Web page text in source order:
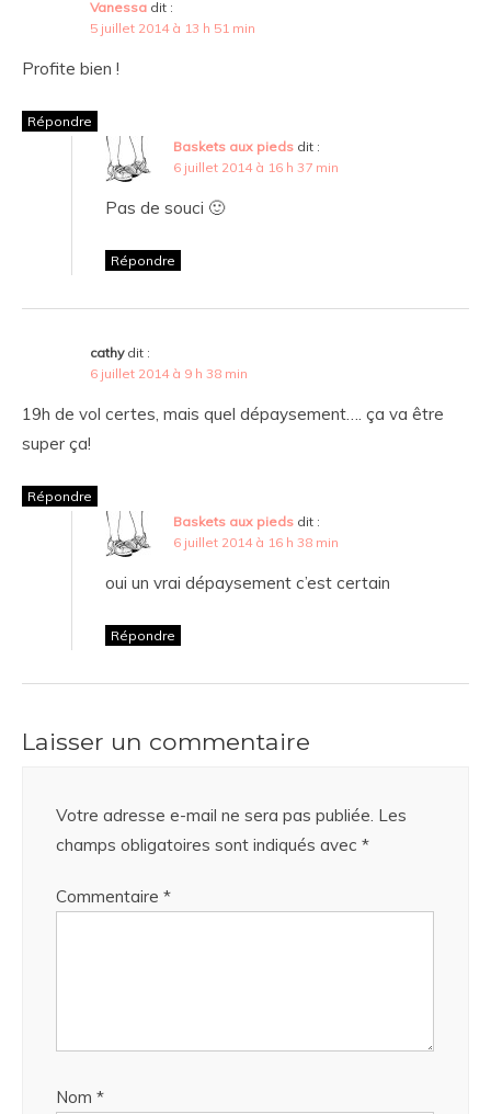
Vanessa dit :
5 juillet 2014 à 13 h 51 min
Profite bien !
Répondre
Baskets aux pieds dit :
6 juillet 2014 à 16 h 37 min
Pas de souci 🙂
Répondre
cathy dit :
6 juillet 2014 à 9 h 38 min
19h de vol certes, mais quel dépaysement…. ça va être
super ça!
Répondre
Baskets aux pieds dit :
6 juillet 2014 à 16 h 38 min
oui un vrai dépaysement c’est certain
Répondre
Laisser un commentaire
Votre adresse e-mail ne sera pas publiée. Les
champs obligatoires sont indiqués avec *
Commentaire *
Nom *